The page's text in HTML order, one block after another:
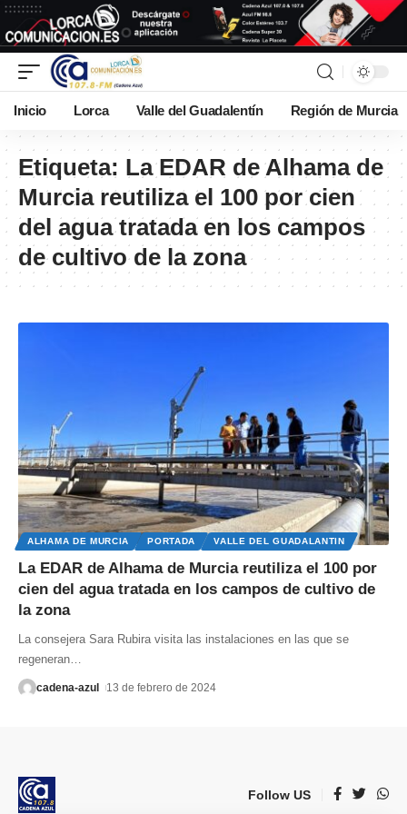
Inicio Lorca Valle del Guadalentín Región de Murcia
Etiqueta: La EDAR de Alhama de
Murcia reutiliza el 100 por cien
del agua tratada en los campos
de cultivo de la zona
ALHAMA DE MURCIA PORTADA VALLE DEL GUADALANTIN
La EDAR de Alhama de Murcia reutiliza el 100 por
cien del agua tratada en los campos de cultivo de
la zona
La consejera Sara Rubira visita las instalaciones en las que se
regeneran
cadena-azul 13 de febrero de 2024
Follow US